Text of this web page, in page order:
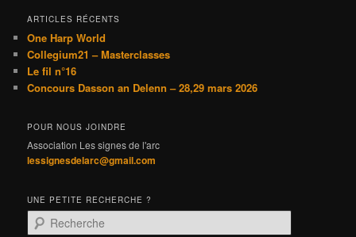
ARTICLES RÉCENTS
One Harp World
Collegium21 – Masterclasses
Le fil n°16
Concours Dasson an Delenn – 28,29 mars 2026
POUR NOUS JOINDRE
Association Les signes de l'arc
lessignesdelarc@gmail.com
UNE PETITE RECHERCHE ?
e